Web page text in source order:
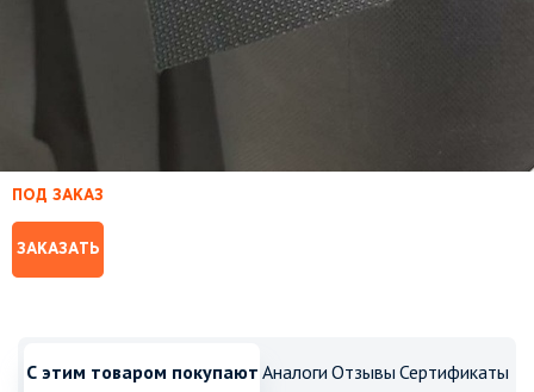
ПОД ЗАКАЗ
ЗАКАЗАТЬ
С этим товаром покупают Аналоги Отзывы Сертификаты